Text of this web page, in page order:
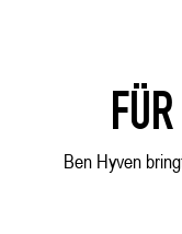
Ben Hyven